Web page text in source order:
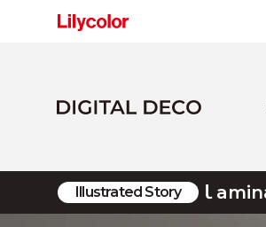
Illustrated Story ｌ